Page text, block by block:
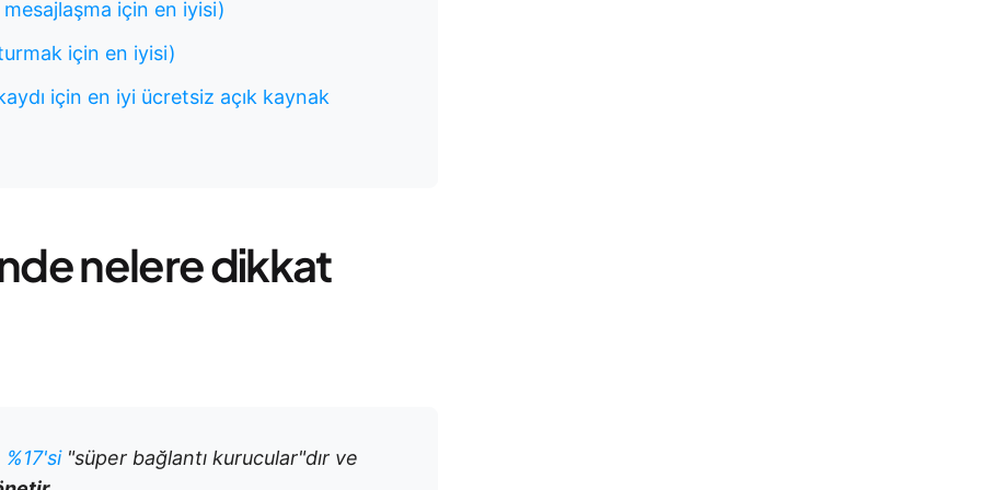
için en iyisi)
için en iyisi)
için en iyi ücretsiz açık kaynak
nelere dikkat
%17'si"süper bağlantı kurucular"dır ve